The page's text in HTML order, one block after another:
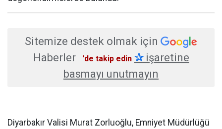
Sitemize destek olmak için
Haberler
'de takip edin ✰işaretine
basmayı unutmayın
Diyarbakır Valisi Murat Zorluoğlu, Emniyet Müdürlüğü